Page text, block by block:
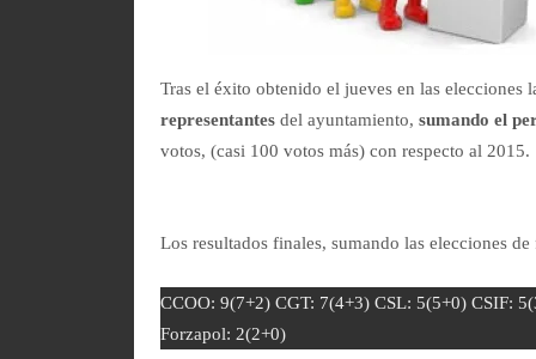
Tras el éxito obtenido el jueves en las
representantes del ayuntamiento,sumando el
votos, (casi 100 votos más) con respecto al 2015.
Los resultados finales, sumando las elecciones
CCOO: 9(7+2) CGT: 7(4+3) CSL: 5(5+0) CSIF:
Forzapol: 2(2+0)